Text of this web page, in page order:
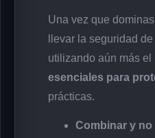
Una vez que
llevar la seguridad
utilizando aún más
esenciales para
prácticas.
Combinar y no